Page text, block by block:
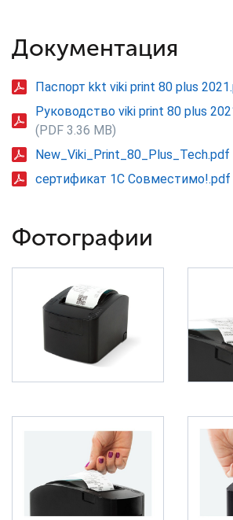
Документация
Паспорт kkt viki print 80 plus
Руководство viki print 80 plus
(PDF 3.36 MB)
New_Viki_Print_80_Plus_Tech.pdf
сертификат 1С Совместимо!.pdf
Фотографии